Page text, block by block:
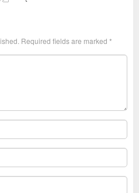
Required fields are marked *